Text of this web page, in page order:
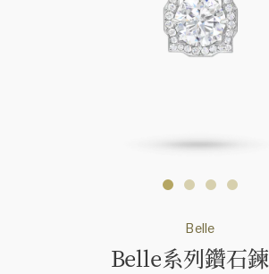
Belle
Belle系列鑽石